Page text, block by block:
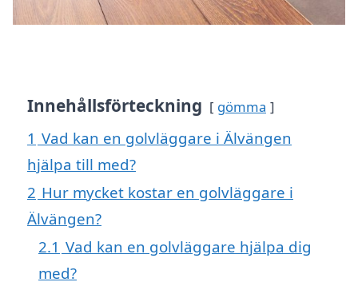
Innehållsförteckning gömma
1 Vad kan en golvläggare i Älvängen
hjälpa till med?
2 Hur mycket kostar en golvläggare i
Älvängen?
2.1 Vad kan en golvläggare hjälpa dig
med?